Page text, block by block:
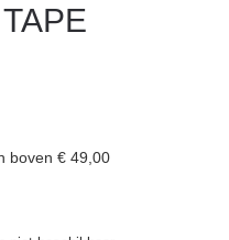
boven € 49,00